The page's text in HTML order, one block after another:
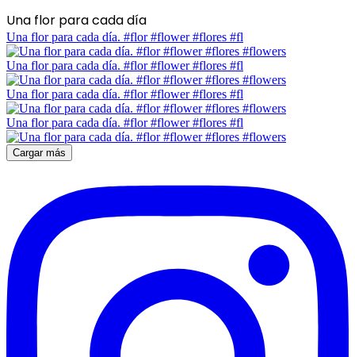
Una flor para cada día
Una flor para cada día. #flor #flower #flores #fl
Una flor para cada día. #flor #flower #flores #fl
Una flor para cada día. #flor #flower #flores #fl
Una flor para cada día. #flor #flower #flores #fl
Cargar más